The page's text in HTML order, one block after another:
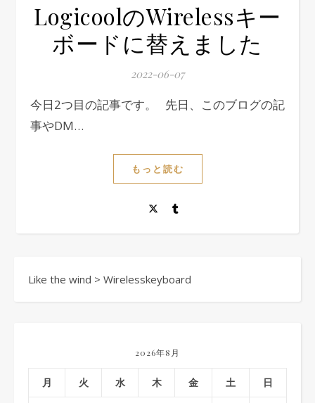
LogicoolのWirelessキー
ボードに替えました
2022-06-07
今日2つ目の記事です。 先日、このブログの記
事やDM…
もっと読む
Like the wind > Wirelesskeyboard
2026年8月
月 火 水 木 金 土 日